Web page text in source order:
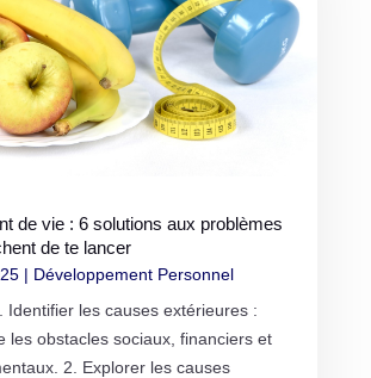
de vie : 6 solutions aux problèmes
de te lancer
| Développement Personnel
Identifier les causes extérieures :
les obstacles sociaux, financiers et
2. Explorer les causes